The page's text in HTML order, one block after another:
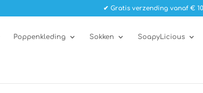
✔ Gratis verzending vanaf €
Poppenkleding Sokken SoapyLicious